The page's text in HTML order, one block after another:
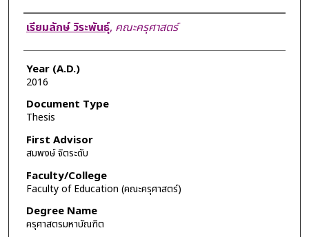
Author
เรียมลักษ์ วิระพันธุ์, คณะครุศาสตร์
Year (A.D.)
2016
Document Type
Thesis
First Advisor
สมพงษ์ จิตระดับ
Faculty/College
Faculty of Education (คณะครุศาสตร์)
Degree Name
ครุศาสตรมหาบัณฑิต